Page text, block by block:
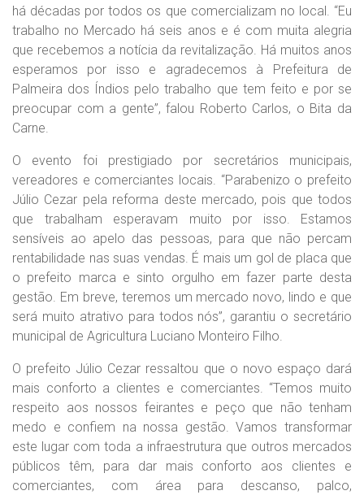
há décadas por todos os que comercializam no local. “Eu
trabalho no Mercado há seis anos e é com muita alegria
que recebemos a notícia da revitalização. Há muitos anos
esperamos por isso e agradecemos à Prefeitura de
Palmeira dos Índios pelo trabalho que tem feito e por se
preocupar com a gente”, falou Roberto Carlos, o Bita da
Carne.
O evento foi prestigiado por secretários municipais,
vereadores e comerciantes locais. “Parabenizo o prefeito
Júlio Cezar pela reforma deste mercado, pois que todos
que trabalham esperavam muito por isso. Estamos
sensíveis ao apelo das pessoas, para que não percam
rentabilidade nas suas vendas. É mais um gol de placa que
o prefeito marca e sinto orgulho em fazer parte desta
gestão. Em breve, teremos um mercado novo, lindo e que
será muito atrativo para todos nós”, garantiu o secretário
municipal de Agricultura Luciano Monteiro Filho.
O prefeito Júlio Cezar ressaltou que o novo espaço dará
mais conforto a clientes e comerciantes. “Temos muito
respeito aos nossos feirantes e peço que não tenham
medo e confiem na nossa gestão. Vamos transformar
este lugar com toda a infraestrutura que outros mercados
públicos têm, para dar mais conforto aos clientes e
comerciantes, com área para descanso, palco,